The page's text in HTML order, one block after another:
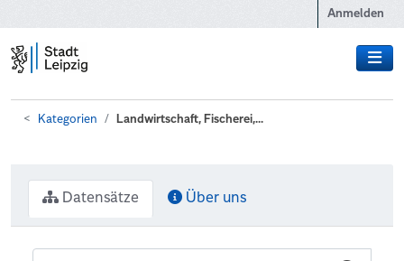
Anmelden
Kategorien Landwirtschaft, Fischerei,...
Datensätze Über uns